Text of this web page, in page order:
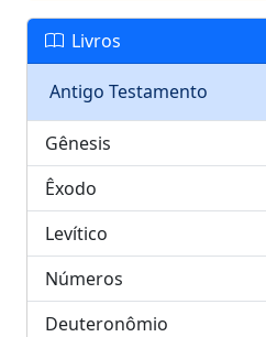
Livros
Antigo Testamento
Gênesis
Êxodo
Levítico
Números
Deuteronômio